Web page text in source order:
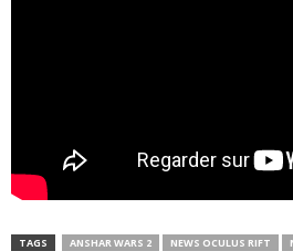
TAGS ANSHAR WARS 2 NEWS OCULUS RIFT